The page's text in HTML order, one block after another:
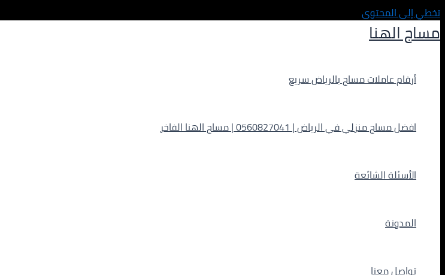
تخطي إلى المحتوى
مساج الهنا
أرقام عاملات مساج بالرياض سريع
افضل مساج منزلي في الرياض | 0560827041 | مساج الهنا الفاخر
الأسئلة الشائعة
المدونة
تواصل معنا